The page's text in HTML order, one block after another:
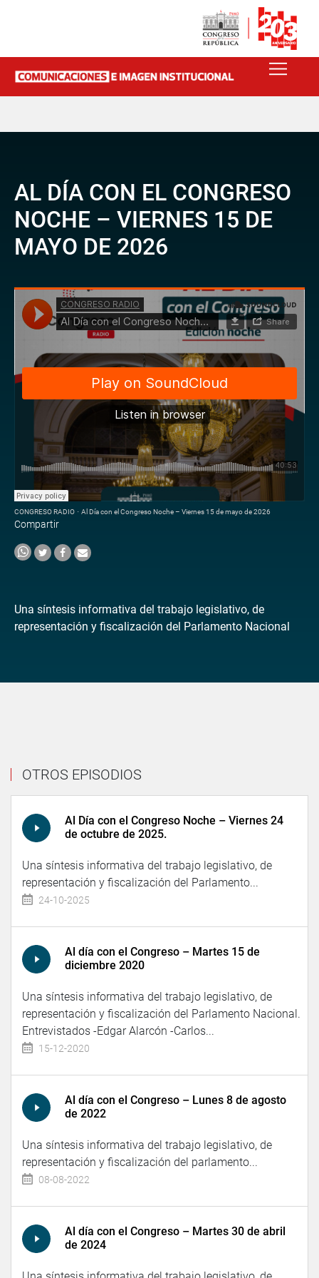
AL DÍA CON EL CONGRESO
NOCHE – VIERNES 15 DE
MAYO DE 2026
CONGRESO RADIO · Al Día con el Congreso Noche – Viernes 15 de mayo de 2026
Compartir
Una síntesis informativa del trabajo legislativo, de
representación y fiscalización del Parlamento Nacional
OTROS EPISODIOS
Al Día con el Congreso Noche – Viernes 24
de octubre de 2025.
Una síntesis informativa del trabajo legislativo, de
representación y fiscalización del Parlamento...
24-10-2025
Al día con el Congreso – Martes 15 de
diciembre 2020
Una síntesis informativa del trabajo legislativo, de
representación y fiscalización del Parlamento Nacional.
Entrevistados -Edgar Alarcón -Carlos...
15-12-2020
Al día con el Congreso – Lunes 8 de agosto
de 2022
Una síntesis informativa del trabajo legislativo, de
representación y fiscalización del parlamento...
08-08-2022
Al día con el Congreso – Martes 30 de abril
de 2024